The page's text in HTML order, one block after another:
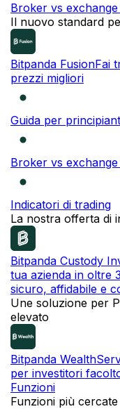
Broker vs
Il nuovo standard
Bitpanda FusionFai
prezzi migliori
Guida per
Broker vs
Indicatori di trading
La nostra offerta di
Bitpanda Custody
tua azienda in oltre
sicuro, affidabile e
Une soluzione per
elevato
Bitpanda Wealth
per investitori
Funzioni
Funzioni più cercate